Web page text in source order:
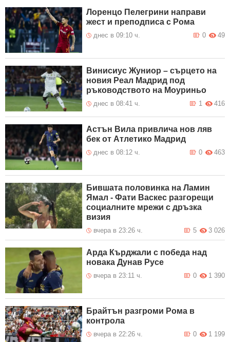
Лоренцо Пелегрини направи
жест и преподписа с Рома
днес в 09:10 ч. 49
0
Винисиус Жуниор – сърцето на
новия Реал Мадрид под
ръководството на Моуриньо
днес в 08:41 ч. 416
1
Астън Вила привлича нов ляв
бек от Атлетико Мадрид
днес в 08:12 ч. 463
0
Бившата половинка на Ламин
Ямал - Фати Васкес разгорещи
социалните мрежи с дръзка
визия
вчера в 23:26 ч. 3 026
5
Арда Кърджали с победа над
новака Дунав Русе
вчера в 23:11 ч. 1 390
0
Брайтън разгроми Рома в
контрола
вчера в 22:26 ч. 1 199
0